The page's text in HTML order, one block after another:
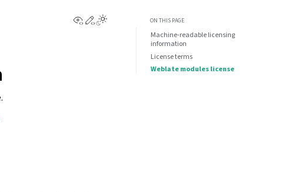
View this page
Edit this pageON THIS PAGE
Machine-readable licensing
information
License terms
Weblate modules license